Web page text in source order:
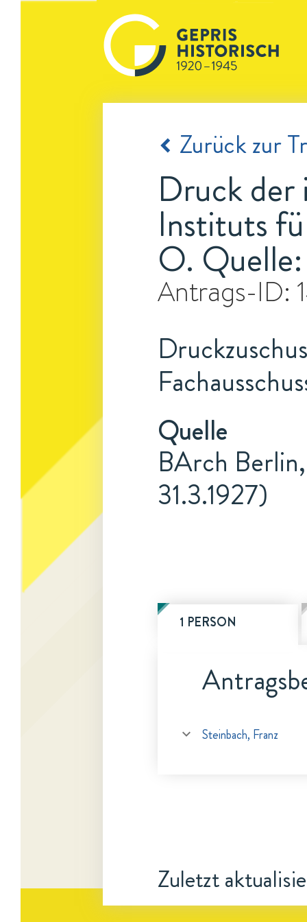
Zurück zur
Druck der
Instituts
O.
Antrags-ID:
Quelle
BArch
31.3.1927)
1 PERSON
Steinbach, Franz
Zuletzt